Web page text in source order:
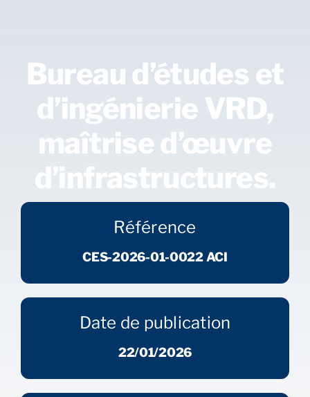
Bureau d’études et
d’ingénierie VRD,
maîtrise d’œuvre
d’infrastructures.
Référence
CES-2026-01-0022 ACI
Date de publication
22/01/2026